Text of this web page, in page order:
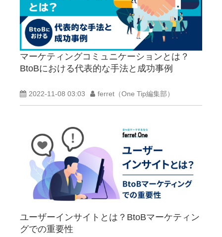
マーケティングコミュニケーションとは？
BtoBにおける代表的な手法と成功事例
2022-11-08 03:03 ferret（One Tip編集部）
ユーザーインサイトとは？BtoBマーケティン
グでの重要性